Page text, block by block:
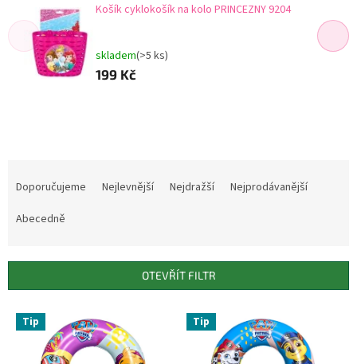
Košík cyklokošík na kolo PRINCEZNY 9204
skladem(>5 ks)
199 Kč
r
Doporučujeme Nejlevnější Nejdražší
Nejprodávanější
Abecedně
OTEVŘÍT FILTR
V Tip Tip